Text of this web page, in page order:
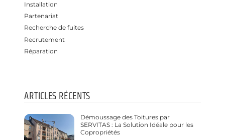
Installation
Partenariat
Recherche de fuites
Recrutement
Réparation
ARTICLES RÉCENTS
Démoussage des Toitures par
SERVITAS : La Solution Idéale pour les
Copropriétés